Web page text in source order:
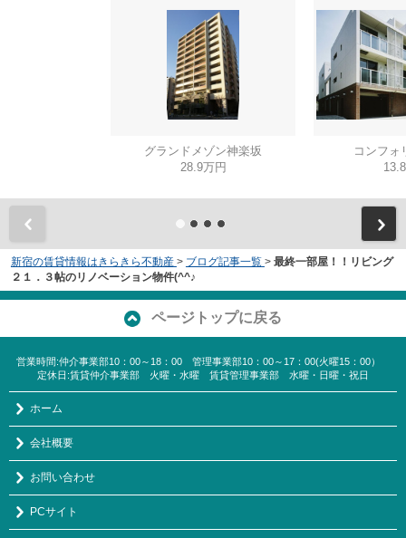
グランドメゾン神楽坂
28.9万円
コンフォ
新宿の賃貸情報はきらきら不動産 > ブログ記事一覧 > 最終一部屋！！リビング
２１．３帖のリノベーション物件(^^♪
ページトップに戻る
営業時間:仲介事業部10：00～18：00 管理事業部10：00～17：00(火曜15：00）
定休日:賃貸仲介事業部 火曜・水曜 賃貸管理事業部 水曜・日曜・祝日
ホーム
会社概要
お問い合わせ
PCサイト